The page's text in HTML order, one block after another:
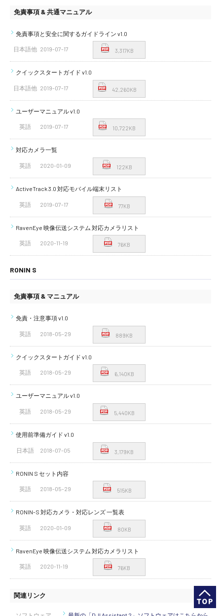
免責事項 & 共通マニュアル
免責事項と安全に関するガイドライン v1.0
日本語他 2019-07-17 3,317KB
クイックスタートガイド v1.0
日本語他 2019-07-17 42,260KB
ユーザーマニュアル v1.0
英語 2019-07-17 10,722KB
対応カメラ一覧
英語 2020-01-09 122KB
ActiveTrack 3.0 対応モバイル端末リスト
英語 2019-07-17 77KB
RavenEye 映像伝送システム 対応カメラリスト
英語 2020-11-19 76KB
RONIN S
免責事項 & マニュアル
免責・注意事項 v1.0
英語 2018-05-29 889KB
クイックスタートガイド v1.0
英語 2018-05-29 6,140KB
ユーザーマニュアル v1.0
英語 2018-05-29 5,440KB
使用前準備ガイド v1.0
日本語 2018-07-05 3,179KB
RONIN S セット内容
英語 2018-05-29 515KB
RONIN-S 対応カメラ・対応レンズ 一覧表
英語 2020-01-09 80KB
RavenEye 映像伝送システム 対応カメラリスト
英語 2020-11-19 76KB
関連リンク